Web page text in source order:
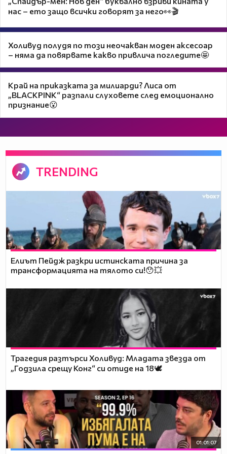
нас – ето защо всички говорят за него👀🎬
Холивуд полудя по този неочакван моден аксесоар
– няма да повярвате какво привлича погледите🤩
Край на приказката за милиарди? Лиса от
„BLACKPINK“ разпали слуховете след емоционално
признание😮
TRENDING
Елиът Пейдж разкри истинската причина за
трансформацията на тялото си!😯💥
Трагедия разтърси Холивуд: Младата звезда от
„Годзила срещу Конг“ си отиде на 18🕊️
01:01:07